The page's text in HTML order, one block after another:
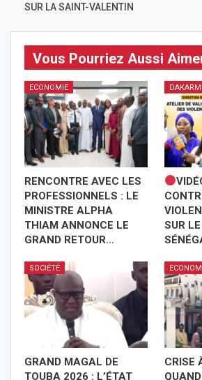
SUR LA SAINT-VALENTIN
Vous Pourriez Aussi
ECONOMIE
RENCONTRE AVEC LES
PROFESSIONNELS : LE
MINISTRE ALPHA
THIAM ANNONCE LE
GRAND RETOUR…
SUR
SOCIÉTÉ
GRAND MAGAL DE
TOUBA 2026 : L’ÉTAT
CRISE